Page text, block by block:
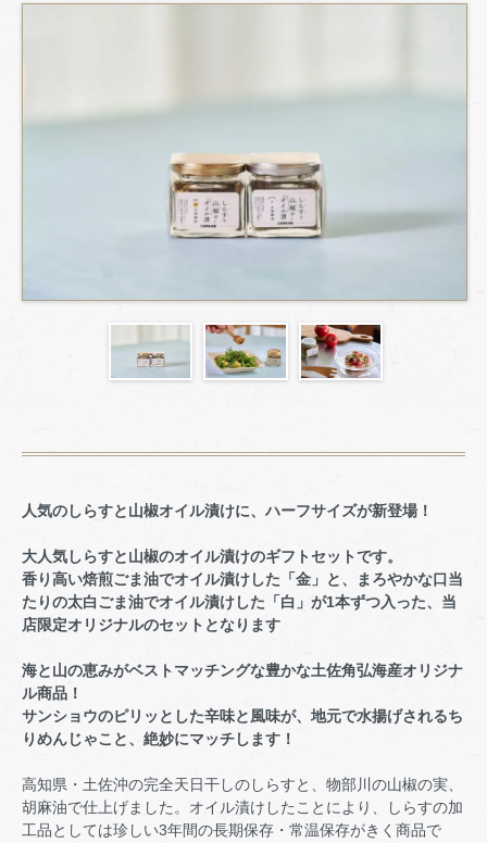
人気のしらすと山椒オイル漬けに、ハーフサイズが新登場！
大人気しらすと山椒のオイル漬けのギフトセットです。
香り高い焙煎ごま油でオイル漬けした「金」と、まろやかな口当
たりの太白ごま油でオイル漬けした「白」が1本ずつ入った、当
店限定オリジナルのセットとなります
海と山の恵みがベストマッチングな豊かな土佐角弘海産オリジナ
ル商品！
サンショウのピリッとした辛味と風味が、地元で水揚げされるち
りめんじゃこと、絶妙にマッチします！
高知県・土佐沖の完全天日干しのしらすと、物部川の山椒の実、
胡麻油で仕上げました。オイル漬けしたことにより、しらすの加
工品としては珍しい3年間の長期保存・常温保存がきく商品で